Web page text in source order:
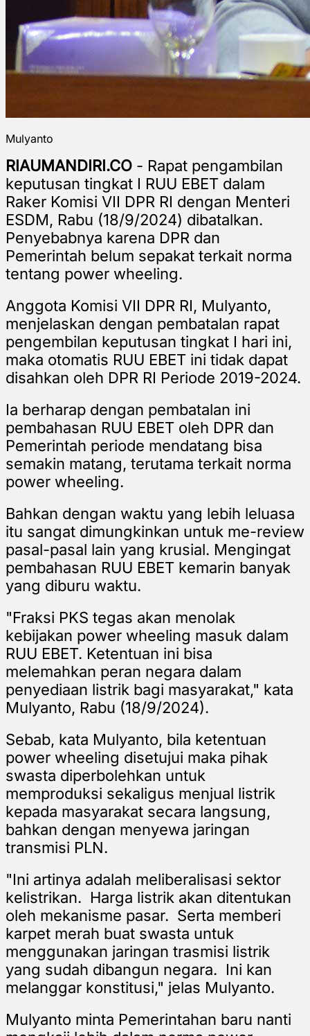
Mulyanto
RIAUMANDIRI.CO - Rapat pengambilan
keputusan tingkat I RUU EBET dalam
Raker Komisi VII DPR RI dengan Menteri
ESDM, Rabu (18/9/2024) dibatalkan.
Penyebabnya karena DPR dan
Pemerintah belum sepakat terkait norma
tentang power wheeling.
Anggota Komisi VII DPR RI, Mulyanto,
menjelaskan dengan pembatalan rapat
pengembilan keputusan tingkat I hari ini,
maka otomatis RUU EBET ini tidak dapat
disahkan oleh DPR RI Periode 2019-2024.
Ia berharap dengan pembatalan ini
pembahasan RUU EBET oleh DPR dan
Pemerintah periode mendatang bisa
semakin matang, terutama terkait norma
power wheeling.
Bahkan dengan waktu yang lebih leluasa
itu sangat dimungkinkan untuk me-review
pasal-pasal lain yang krusial. Mengingat
pembahasan RUU EBET kemarin banyak
yang diburu waktu.
"Fraksi PKS tegas akan menolak
kebijakan power wheeling masuk dalam
RUU EBET. Ketentuan ini bisa
melemahkan peran negara dalam
penyediaan listrik bagi masyarakat," kata
Mulyanto, Rabu (18/9/2024).
Sebab, kata Mulyanto, bila ketentuan
power wheeling disetujui maka pihak
swasta diperbolehkan untuk
memproduksi sekaligus menjual listrik
kepada masyarakat secara langsung,
bahkan dengan menyewa jaringan
transmisi PLN.
"Ini artinya adalah meliberalisasi sektor
kelistrikan. Harga listrik akan ditentukan
oleh mekanisme pasar. Serta memberi
karpet merah buat swasta untuk
menggunakan jaringan trasmisi listrik
yang sudah dibangun negara. Ini kan
melanggar konstitusi," jelas Mulyanto.
Mulyanto minta Pemerintahan baru nanti